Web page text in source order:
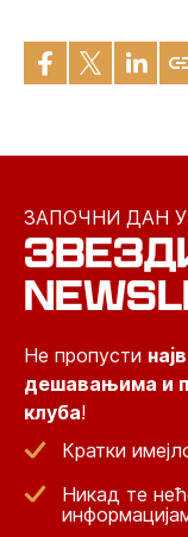
ЗАПОЧНИ ДАН
Не пропусти
дешавањима и
клуба!
Кратки
Никад те